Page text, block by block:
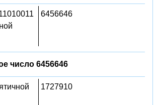
6456646
число 6456646
1727910